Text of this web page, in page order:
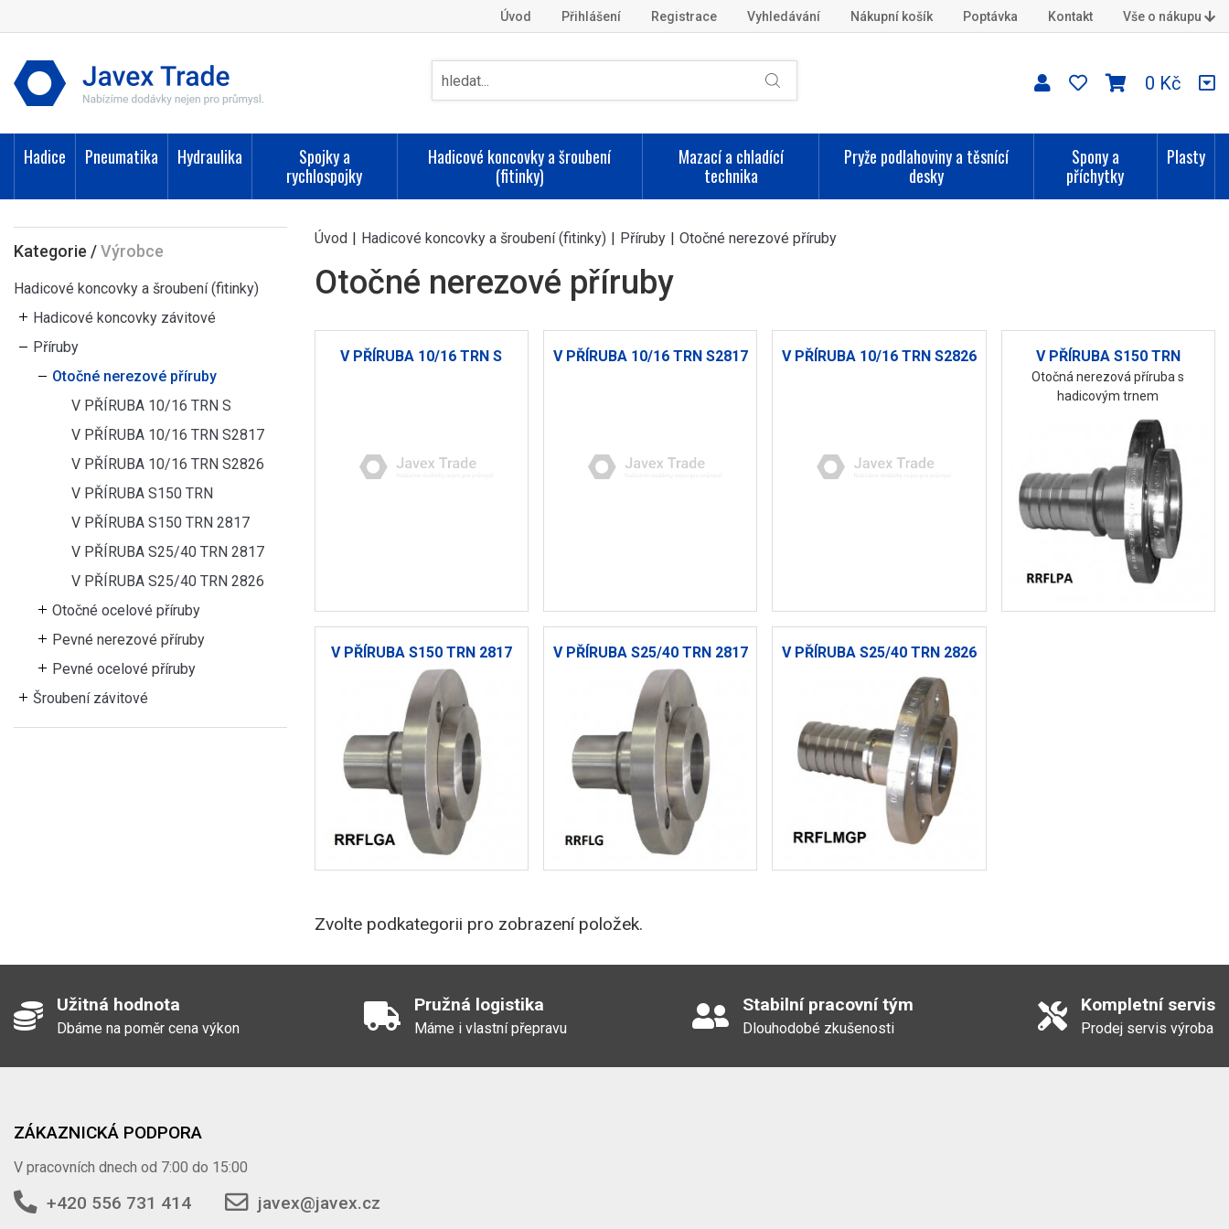
Úvod Přihlášení Registrace Vyhledávání Nákupní košík Poptávka Kontakt Vše o nákupu
0 Kč
Hadice Pneumatika Hydraulika
Spojky a
rychlospojky
Hadicové koncovky a šroubení
(fitinky)
Mazací a chladící
technika
Pryže podlahoviny a těsnící
desky
Spony a
příchytky
Plasty
Kategorie /Výrobce
Hadicové koncovky a šroubení (fitinky)
Hadicové koncovky závitové
Příruby
Otočné nerezové příruby
V PŘÍRUBA 10/16 TRN S
V PŘÍRUBA 10/16 TRN S2817
V PŘÍRUBA 10/16 TRN S2826
V PŘÍRUBA S150 TRN
V PŘÍRUBA S150 TRN 2817
V PŘÍRUBA S25/40 TRN 2817
V PŘÍRUBA S25/40 TRN 2826
Otočné ocelové příruby
Pevné nerezové příruby
Pevné ocelové příruby
Šroubení závitové
Úvod | Hadicové koncovky a šroubení (fitinky) | Příruby | Otočné nerezové příruby
Otočné nerezové příruby
V PŘÍRUBA 10/16 TRN S V PŘÍRUBA 10/16 TRN S2817 V PŘÍRUBA 10/16 TRN S2826 V PŘÍRUBA S150 TRN
Otočná nerezová příruba s
hadicovým trnem
V PŘÍRUBA S150 TRN 2817 V PŘÍRUBA S25/40 TRN 2817 V PŘÍRUBA S25/40 TRN 2826
Zvolte podkategorii pro zobrazení položek.
Užitná hodnota
Dbáme na poměr cena výkon
Pružná logistika
Máme i vlastní přepravu
Stabilní pracovní tým
Dlouhodobé zkušenosti
Kompletní servis
Prodej servis výroba
ZÁKAZNICKÁ PODPORA
V pracovních dnech od 7:00 do 15:00
+420 556 731 414 javex@javex.cz